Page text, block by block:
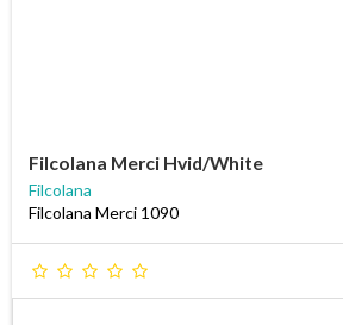
Filcolana Merci Hvid/White
Filcolana
Filcolana Merci 1090